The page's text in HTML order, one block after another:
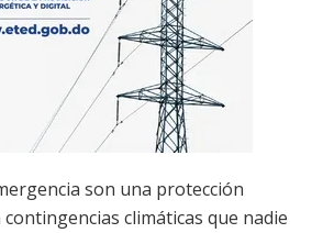
son una protección
climáticas que nadie